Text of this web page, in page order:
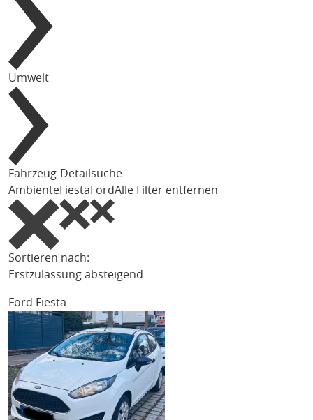
Umwelt
Fahrzeug-Detailsuche
AmbienteFiestaFordAlle Filter entfernen
Sortieren nach:
Erstzulassung absteigend
Ford Fiesta